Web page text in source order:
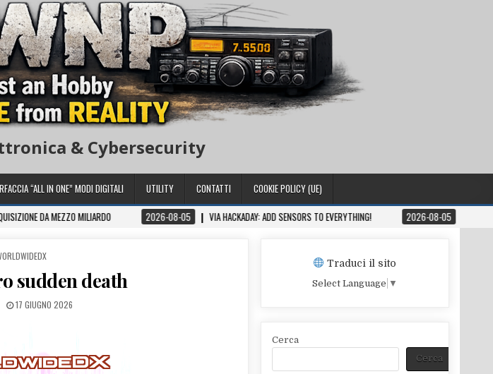
& Cybersecurity
“ALL IN ONE” MODI DIGITALI UTILITY CONTATTI
COOKIE POLICY (UE)
MILIARDO 2026-08-05 VIA HACKADAY: ADD SENSORS TO EVERYTHING! 2026-08-05 LEGENDARY DXER
IN
sudden death
17 GIUGNO 2026
Traduci il sito
Select Language ▼
Cerca
Cerca